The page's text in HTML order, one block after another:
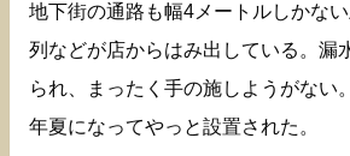
地下街の通路も幅4メートルしかな
列などが店からはみ出している。漏
られ、まったく手の施しようがない
年夏になってやっと設置された。